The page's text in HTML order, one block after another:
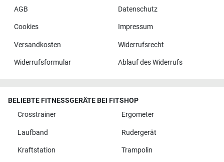
AGB
Datenschutz
Cookies Impressum
Versandkosten Widerrufsrecht
Widerrufsformular Ablauf des Widerrufs
BELIEBTE FITNESSGERÄTE BEI FITSHOP
Crosstrainer
Ergometer
Laufband Rudergerät
Kraftstation Trampolin